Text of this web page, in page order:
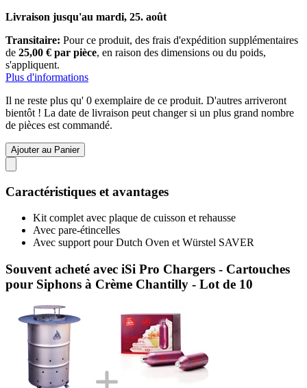
Livraison jusqu'au mardi, 25. août
Transitaire: Pour ce produit, des frais d'expédition supplémentaires
de 25,00 € par pièce, en raison des dimensions ou du poids,
s'appliquent.
Plus d'informations
Il ne reste plus qu' 0 exemplaire de ce produit. D'autres arriveront
bientôt ! La date de livraison peut changer si un plus grand nombre
de pièces est commandé.
Ajouter au Panier
Caractéristiques et avantages
Kit complet avec plaque de cuisson et rehausse
Avec pare-étincelles
Avec support pour Dutch Oven et Würstel SAVER
Souvent acheté avec iSi Pro Chargers - Cartouches
pour Siphons à Crème Chantilly - Lot de 10